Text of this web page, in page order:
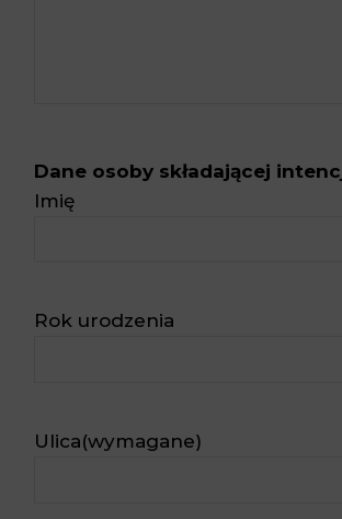
Dane osoby składającej
Imię
Rok urodzenia
Ulica(wymagane)